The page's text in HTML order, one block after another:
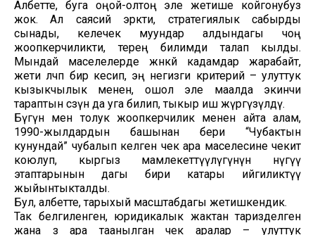
Албетте, буга оңой-олтоң эле жетише койгонубуз
жок. Ал саясий эркти, стратегиялык сабырды
сынады, келечек муундар алдындагы чоң
жоопкерчиликти, терең билимди талап кылды.
Мындай маселелерде жөнөкөй кадамдар жарабайт,
жети өлчөп бир кесип, эң негизги критерий – улуттук
кызыкчылык менен, ошол эле маалда экинчи
тараптын сөзүн да уга билип, тыкыр иш жүргүзүлдү.
Бүгүн мен толук жоопкерчилик менен айта алам,
1990-жылдардын башынан бери “Чубактын
кунундай” чубалып келген чек ара маселесине чекит
коюлуп, кыргыз мамлекеттүүлүгүнүн өнүгүү
этаптарынын дагы бири катары ийгиликтүү
жыйынтыкталды.
Бул, албетте, тарыхый масштабдагы жетишкендик.
Так белгиленген, юридикалык жактан таризделген
жана өз ара таанылган чек аралар – улуттук